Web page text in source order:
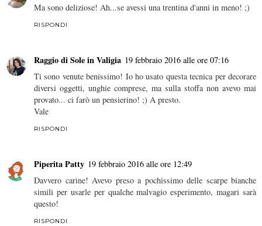
Ma sono deliziose! Ah...se avessi una trentina d'anni in meno! ;)
RISPONDI
Raggio di Sole in Valigia 19 febbraio 2016 alle ore 07:16
Ti sono venute benissimo! Io ho usato questa tecnica per decorare
diversi oggetti, unghie comprese, ma sulla stoffa non avevo mai
provato... ci farò un pensierino! ;) A presto.
Vale
RISPONDI
Piperita Patty 19 febbraio 2016 alle ore 12:49
Davvero carine! Avevo preso a pochissimo delle scarpe bianche
simili per usarle per qualche malvagio esperimento, magari sarà
questo!
RISPONDI